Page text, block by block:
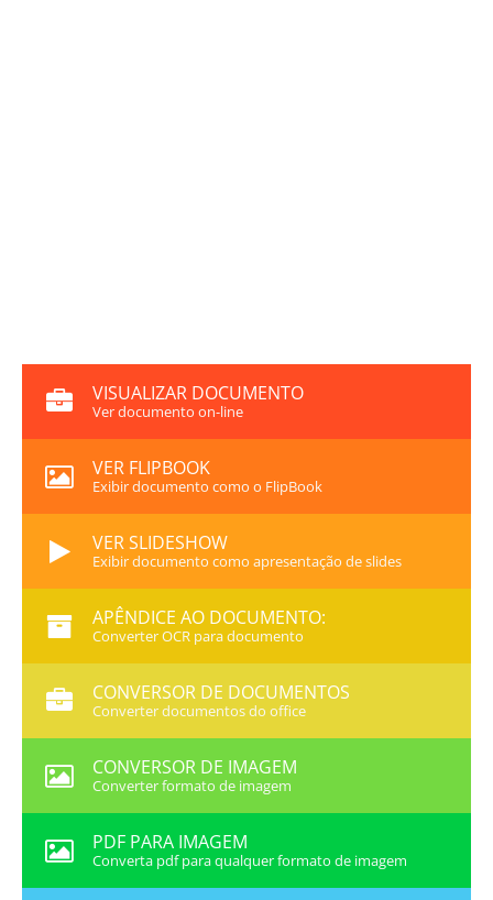
VISUALIZAR DOCUMENTO
Ver documento on-line
VER FLIPBOOK
Exibir documento como o FlipBook
VER SLIDESHOW
Exibir documento como apresentação de slides
APÊNDICE AO DOCUMENTO:
Converter OCR para documento
CONVERSOR DE DOCUMENTOS
Converter documentos do office
CONVERSOR DE IMAGEM
Converter formato de imagem
PDF PARA IMAGEM
Converta pdf para qualquer formato de imagem